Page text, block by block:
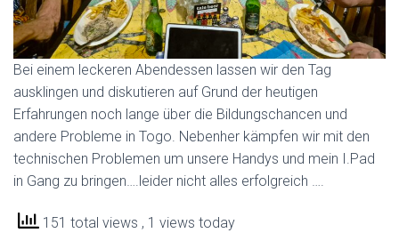
Bei einem leckeren Abendessen lassen wir den Tag
ausklingen und diskutieren auf Grund der heutigen
Erfahrungen noch lange über die Bildungschancen und
andere Probleme in Togo. Nebenher kämpfen wir mit den
technischen Problemen um unsere Handys und mein I.Pad
in Gang zu bringen….leider nicht alles erfolgreich ….
151 total views , 1 views today